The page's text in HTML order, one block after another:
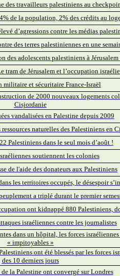
des travailleurs palestiniens au
de la population, 2% des crédits au
d’agressions contre les médias
des terres palestiniennes en une
des adolescents palestiniens à Jérusalem
tram de Jérusalem et l’occupation
militaire et sécuritaire France-Israël
de 2000 nouveaux logements
Cisjordanie
vandalisées en Palestine depuis 2009
naturelles des Palestiniens en
Palestiniens dans le seul mois d’août !
soutiennent les colonies
de l'aide des donateurs aux Palestiniens
les territoires occupés, le désespoir
a triplé durant le premier
ont kidnappé 880 Palestiniens,
israéliennes contre les journalistes
dans un hôpital, les forces
« impitoyables »
ont été blessés par les forces
des 10 derniers jours
la Palestine ont convergé sur Londres